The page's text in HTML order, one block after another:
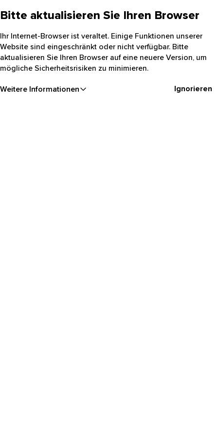
Bitte aktualisieren Sie Ihren Browser
Ihr Internet-Browser ist veraltet. Einige Funktionen unserer
Website sind eingeschränkt oder nicht verfügbar. Bitte
aktualisieren Sie Ihren Browser auf eine neuere Version, um
mögliche Sicherheitsrisiken zu minimieren.
Weitere Informationen Ignorieren